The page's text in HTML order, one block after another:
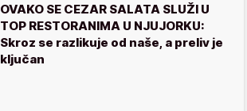
OVAKO SE CEZAR SALATA SLUŽI U
TOP RESTORANIMA U NJUJORKU:
Skroz se razlikuje od naše, a preliv je
ključan